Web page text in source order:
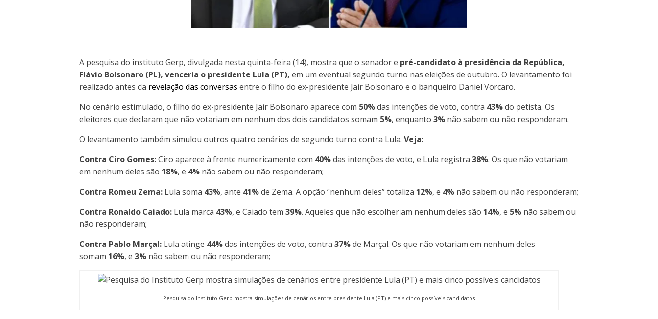
A pesquisa do instituto Gerp, divulgada nesta quinta-feira (14), mostra que o senador e pré-candidato à presidência da República,
Flávio Bolsonaro (PL), venceria o presidente Lula (PT), em um eventual segundo turno nas eleições de outubro. O levantamento foi
realizado antes da revelação das conversas entre o filho do ex-presidente Jair Bolsonaro e o banqueiro Daniel Vorcaro.
No cenário estimulado, o filho do ex-presidente Jair Bolsonaro aparece com 50%das intenções de voto, contra 43%do petista. Os
eleitores que declaram que não votariam em nenhum dos dois candidatos somam 5%, enquanto 3% não sabem ou não responderam.
O levantamento também simulou outros quatro cenários de segundo turno contra Lula. Veja:
Contra Ciro Gomes:Ciro aparece à frente numericamente com 40%das intenções de voto, e Lula registra 38%. Os que não votariam
em nenhum deles são 18%, e 4% não sabem ou não responderam;
Contra Romeu Zema: Lula soma 43%, ante 41%de Zema. A opção “nenhum deles” totaliza 12%, e 4% não sabem ou não responderam;
Contra Ronaldo Caiado: Lula marca 43%, e Caiado tem 39%. Aqueles que não escolheriam nenhum deles são 14%, e 5% não sabem ou
não responderam;
Contra Pablo Marçal: Lula atinge 44%das intenções de voto, contra 37%de Marçal. Os que não votariam em nenhum deles
somam 16%, e 3% não sabem ou não responderam;
Pesquisa do Instituto Gerp mostra simulações de cenários entre presidente Lula (PT) e mais cinco possíveis candidatos